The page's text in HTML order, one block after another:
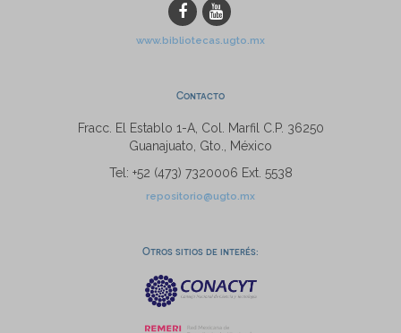
www.bibliotecas.ugto.mx
Contacto
Fracc. El Establo 1-A, Col. Marfil C.P. 36250
Guanajuato, Gto., México
Tel: +52 (473) 7320006 Ext. 5538
repositorio@ugto.mx
Otros sitios de interés: